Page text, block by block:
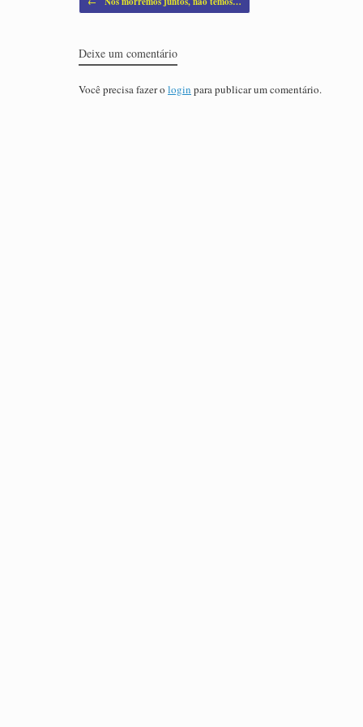
Deixe um comentário
Você precisa fazer o login para publicar um comentário.